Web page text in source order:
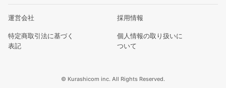
運営会社 採用情報
特定商取引法に基づく
表記
個人情報の取り扱いに
ついて
© Kurashicom inc. All Rights Reserved.